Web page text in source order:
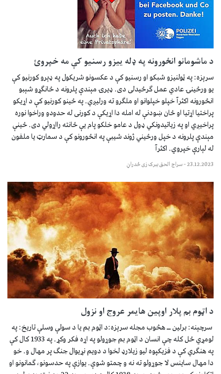
د ماشومانو انځورونه په ډله ییزو رسنیو کې مه خپروئ
سرېزه: په ټولنیزو شبکو او رسنیو کې د عکسونو شریکول په ډېرو کورنیو کې
یو ورځینۍ عادي عمل ګرځیدلی دی. ډیرۍ مېندې پلرونه د ځانګړو شېبو
انځورونه اکثرآ خپلو خپلوانو او ملګرو ته ورلیږي. په ځینو کورنیو کې د اړیکو
پراختیا اړتیا او ځان ښودنې له امله دا اړیکې د کورنی له حدودو وراخوا نوره
پراخیږي او په زیاتیدونکي ډول د عامو خلکو پام یې ځانته رااړولي دی. ځینې
مېندې پلرونه د خپل ورځیني ژوند شیبې په انځورونو کې د سمارټ یا ملفون
له لېارې خپروي. اکثرآ
23.12.2023
–سراج الحق ببرک زی ځدراڼ
د اټوم بم پلار اوپین هایمر عروج او نزول
سرچېنه: برلین ــ هڅوب مجله سرېزه:د اټوم بم یا د سولې وسلې تاریخ: په
لومړي ځل کله چې انسان د اټوم بم جوړولو په اړه فکر وکړ. په 1933 کال کې
په هنګري کې د فزیکپوه لیو زیلارډ لخوا د دویم نړیوال جنګ پر مهال و. خو
دا مهال ساینس لا جوړولو ته نه و چمتو شوې. یوازې په حدسونو، ګمانونو او